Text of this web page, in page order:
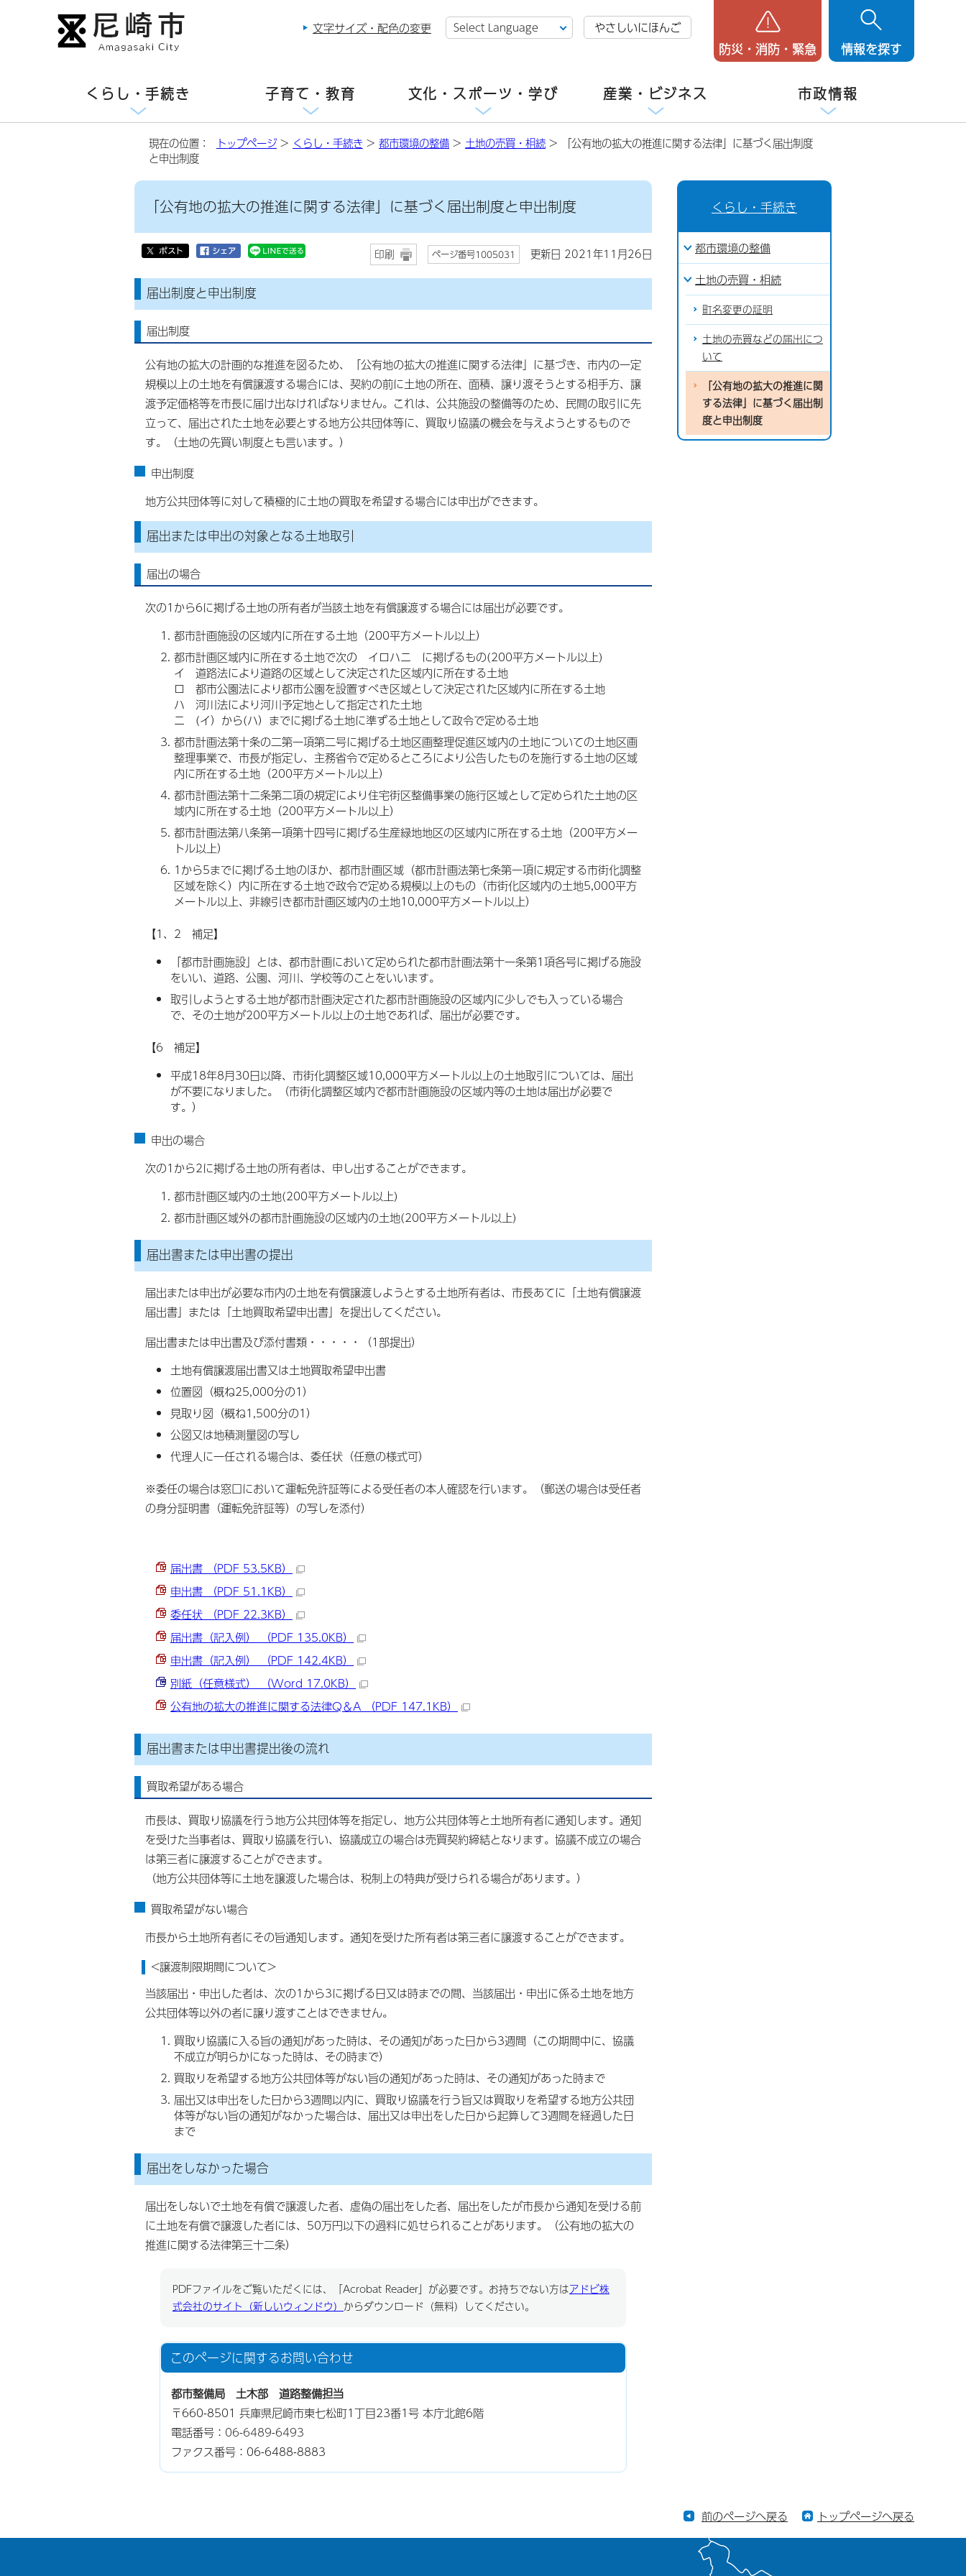
文字サイズ・配色の変更 やさしいにほんご
防災・消防・緊急 情報を探す
くらし・手続き 子育て・教育 文化・スポーツ・学び 産業・ビジネス 市政情報
現在の位置： トップページ> くらし・手続き > 都市環境の整備 > 土地の売買・相続 > 「公有地の拡大の推進に関する法律」に基づく届出制度
と申出制度
「公有地の拡大の推進に関する法律」に基づく届出制度と申出制度
印刷 ページ番号1005031 更新日 2021年11月26日
届出制度と申出制度
届出制度
公有地の拡大の計画的な推進を図るため、「公有地の拡大の推進に関する法律」に基づき、市内の一定
規模以上の土地を有償譲渡する場合には、契約の前に土地の所在、面積、譲り渡そうとする相手方、譲
渡予定価格等を市長に届け出なければなりません。これは、公共施設の整備等のため、民間の取引に先
立って、届出された土地を必要とする地方公共団体等に、買取り協議の機会を与えようとするもので
す。（土地の先買い制度とも言います。）
申出制度
地方公共団体等に対して積極的に土地の買取を希望する場合には申出ができます。
届出または申出の対象となる土地取引
届出の場合
次の1から6に掲げる土地の所有者が当該土地を有償譲渡する場合には届出が必要です。
都市計画施設の区域内に所在する土地（200平方メートル以上）
都市計画区域内に所在する土地で次の イロハニ に掲げるもの(200平方メートル以上)
イ 道路法により道路の区域として決定された区域内に所在する土地
ロ 都市公園法により都市公園を設置すべき区域として決定された区域内に所在する土地
ハ 河川法により河川予定地として指定された土地
ニ (イ）から(ハ）までに掲げる土地に準ずる土地として政令で定める土地
都市計画法第十条の二第一項第二号に掲げる土地区画整理促進区域内の土地についての土地区画
整理事業で、市長が指定し、主務省令で定めるところにより公告したものを施行する土地の区域
内に所在する土地（200平方メートル以上）
都市計画法第十二条第二項の規定により住宅街区整備事業の施行区域として定められた土地の区
域内に所在する土地（200平方メートル以上）
都市計画法第八条第一項第十四号に掲げる生産緑地地区の区域内に所在する土地（200平方メー
トル以上）
1から5までに掲げる土地のほか、都市計画区域（都市計画法第七条第一項に規定する市街化調整
区域を除く）内に所在する土地で政令で定める規模以上のもの（市街化区域内の土地5,000平方
メートル以上、非線引き都市計画区域内の土地10,000平方メートル以上）
【1、2 補足】
「都市計画施設」とは、都市計画において定められた都市計画法第十一条第1項各号に掲げる施設
をいい、道路、公園、河川、学校等のことをいいます。
取引しようとする土地が都市計画決定された都市計画施設の区域内に少しでも入っている場合
で、その土地が200平方メートル以上の土地であれば、届出が必要です。
【6 補足】
平成18年8月30日以降、市街化調整区域10,000平方メートル以上の土地取引については、届出
が不要になりました。（市街化調整区域内で都市計画施設の区域内等の土地は届出が必要で
す。）
申出の場合
次の1から2に掲げる土地の所有者は、申し出することができます。
都市計画区域内の土地(200平方メートル以上)
都市計画区域外の都市計画施設の区域内の土地(200平方メートル以上)
届出書または申出書の提出
届出または申出が必要な市内の土地を有償譲渡しようとする土地所有者は、市長あてに「土地有償譲渡
届出書」または「土地買取希望申出書」を提出してください。
届出書または申出書及び添付書類・・・・・（1部提出）
土地有償譲渡届出書又は土地買取希望申出書
位置図（概ね25,000分の1）
見取り図（概ね1,500分の1）
公図又は地積測量図の写し
代理人に一任される場合は、委任状（任意の様式可）
※委任の場合は窓口において運転免許証等による受任者の本人確認を行います。（郵送の場合は受任者
の身分証明書（運転免許証等）の写しを添付）
届出書 （PDF 53.5KB）
申出書 （PDF 51.1KB）
委任状 （PDF 22.3KB）
届出書（記入例） （PDF 135.0KB）
申出書（記入例） （PDF 142.4KB）
別紙（任意様式） （Word 17.0KB）
公有地の拡大の推進に関する法律Q＆A （PDF 147.1KB）
届出書または申出書提出後の流れ
買取希望がある場合
市長は、買取り協議を行う地方公共団体等を指定し、地方公共団体等と土地所有者に通知します。通知
を受けた当事者は、買取り協議を行い、協議成立の場合は売買契約締結となります。協議不成立の場合
は第三者に譲渡することができます。
（地方公共団体等に土地を譲渡した場合は、税制上の特典が受けられる場合があります。）
買取希望がない場合
市長から土地所有者にその旨通知します。通知を受けた所有者は第三者に譲渡することができます。
<譲渡制限期間について>
当該届出・申出した者は、次の1から3に掲げる日又は時までの間、当該届出・申出に係る土地を地方
公共団体等以外の者に譲り渡すことはできません。
買取り協議に入る旨の通知があった時は、その通知があった日から3週間（この期間中に、協議
不成立が明らかになった時は、その時まで）
買取りを希望する地方公共団体等がない旨の通知があった時は、その通知があった時まで
届出又は申出をした日から3週間以内に、買取り協議を行う旨又は買取りを希望する地方公共団
体等がない旨の通知がなかった場合は、届出又は申出をした日から起算して3週間を経過した日
まで
届出をしなかった場合
届出をしないで土地を有償で譲渡した者、虚偽の届出をした者、届出をしたが市長から通知を受ける前
に土地を有償で譲渡した者には、50万円以下の過料に処せられることがあります。（公有地の拡大の
推進に関する法律第三十二条）
PDFファイルをご覧いただくには、「Acrobat Reader」が必要です。お持ちでない方はアドビ株
式会社のサイト（新しいウィンドウ） からダウンロード（無料）してください。
このページに関するお問い合わせ
都市整備局 土木部 道路整備担当
〒660-8501 兵庫県尼崎市東七松町1丁目23番1号 本庁北館6階
電話番号： 06-6489-6493
ファクス番号：06-6488-8883
くらし・手続き
都市環境の整備
土地の売買・相続
町名変更の証明
土地の売買などの届出につ
いて
「公有地の拡大の推進に関
する法律」に基づく届出制
度と申出制度
前のページへ戻る トップページへ戻る